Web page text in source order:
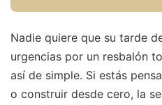
Nadie quiere que su tarde
urgencias por un resbalón
así de simple. Si estás
o construir desde cero, la